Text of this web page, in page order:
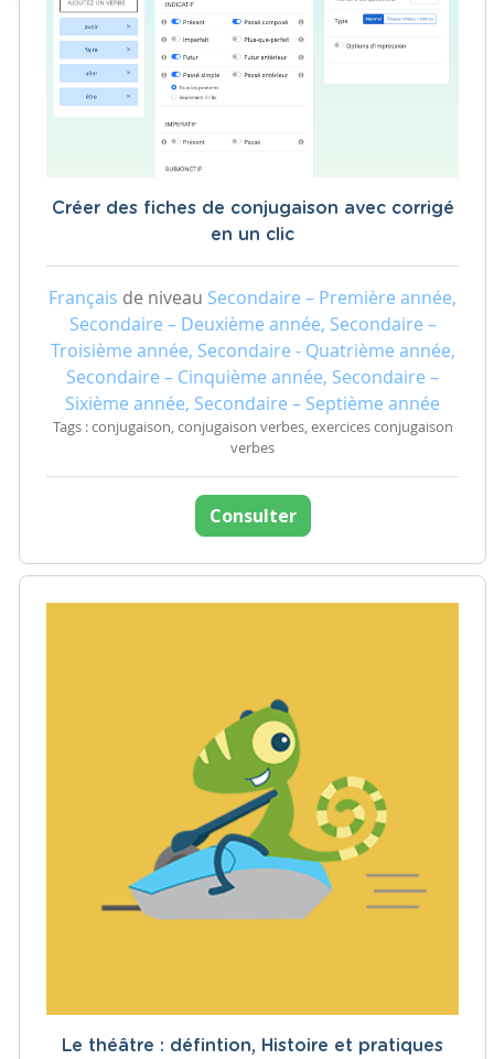
Créer des fiches de conjugaison avec corrigé
en un clic
Français de niveau Secondaire – Première année,
Secondaire – Deuxième année, Secondaire –
Troisième année, Secondaire - Quatrième année,
Secondaire – Cinquième année, Secondaire –
Sixième année, Secondaire – Septième année
Tags : conjugaison, conjugaison verbes, exercices conjugaison
verbes
Consulter
Le théâtre : défintion, Histoire et pratiques